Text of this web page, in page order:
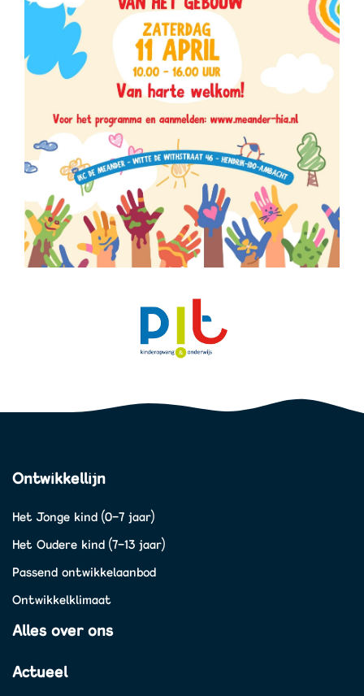
Ontwikkellijn
Het Jonge kind (0-7 jaar)
Het Oudere kind (7-13 jaar)
Passend ontwikkelaanbod
Ontwikkelklimaat
Alles over ons
Actueel